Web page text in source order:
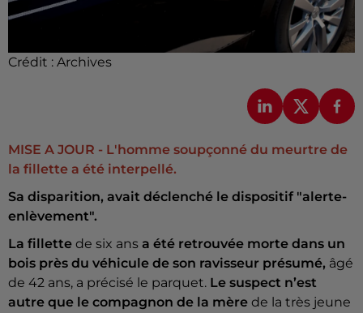
Crédit : Archives
MISE A JOUR - L'homme soupçonné du meurtre de
la fillette a été interpellé.
Sa disparition, avait déclenché le dispositif "alerte-
enlèvement".
La fillette de six ans a été retrouvée morte dans un
bois près du véhicule de son ravisseur présumé, âgé
de 42 ans, a précisé le parquet. Le suspect n’est
autre que le compagnon de la mère de la très jeune